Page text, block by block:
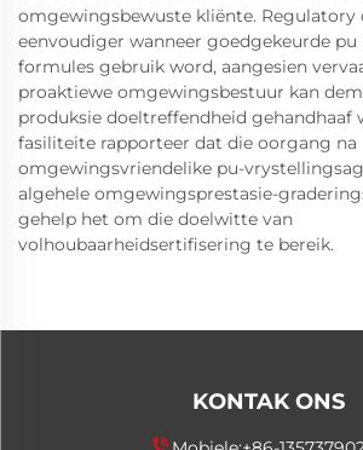
omgewingsbewuste kliënte. Regulatory
eenvoudiger wanneer goedgekeurde pu
formules gebruik word, aangesien
proaktiewe omgewingsbestuur kan
produksie doeltreffendheid gehandhaaf
fasiliteite rapporteer dat die oorgang na
omgewingsvriendelike pu-
algehele omgewingsprestasie-
gehelp het om die doelwitte van
volhoubaarheidsertifisering te bereik.
KONTAK ONS